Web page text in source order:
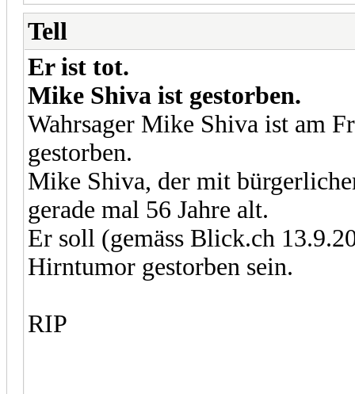
Tell
Er ist tot.
Mike Shiva ist gestorben.
Wahrsager Mike Shiva ist am
gestorben.
Mike Shiva, der mit
gerade mal 56 Jahre alt.
Er soll (gemäss Blick.ch
Hirntumor gestorben sein.
RIP